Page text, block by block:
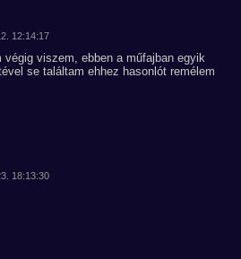
12:14:17
végig viszem, ebben a műfajban egyik
se találtam ehhez hasonlót remélem
18:13:30